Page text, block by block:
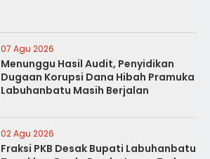
07 Agu 2026
Menunggu Hasil Audit, Penyidikan
Dugaan Korupsi Dana Hibah Pramuka
Labuhanbatu Masih Berjalan
02 Agu 2026
Fraksi PKB Desak Bupati Labuhanbatu